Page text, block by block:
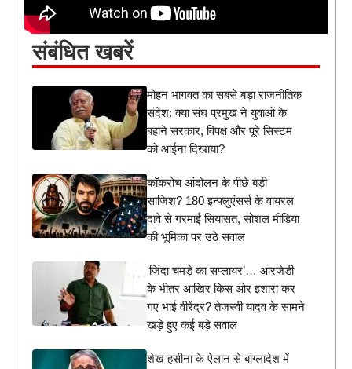
संबंधित खबरें
मोहन भागवत का सबसे बड़ा राजनीतिक
संदेश: क्या संघ प्रमुख ने युवाओं के
बहाने सरकार, विपक्ष और पूरे सिस्टम
को आईना दिखाया?
कॉकरोच आंदोलन के पीछे बड़ी
साजिश? 180 इन्फ्लुएंसर्स के वायरल
दावे से गरमाई सियासत, सोशल मीडिया
की भूमिका पर उठे सवाल
‘जिंदा चमड़े का सप्लायर’… आरजेडी
के भीतर आखिर किस ओर इशारा कर
गए भाई वीरेंद्र? तेजस्वी यादव के सामने
खड़े हुए कई बड़े सवाल
शेख हसीना के ऐलान से बांग्लादेश में